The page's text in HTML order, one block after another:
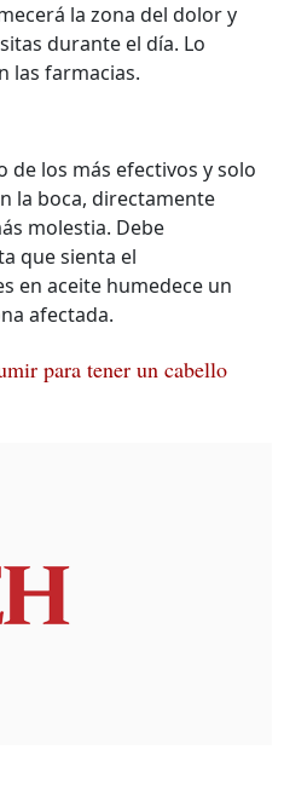
la zona del dolor y
durante el día. Lo
las farmacias.
de los más efectivos y solo
la boca, directamente
molestia. Debe
que sienta el
en aceite humedece un
afectada.
para tener un cabello